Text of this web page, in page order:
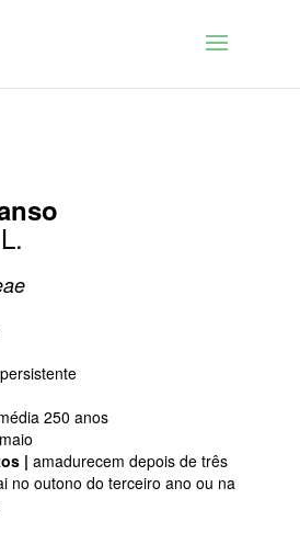
L.
250 anos
| amadurecem depois de três
no outono do terceiro ano ou na